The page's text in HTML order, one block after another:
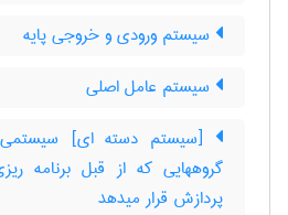
سیستم ورودی و خروجی پایه
سیستم عامل اصلی
[سیستم دسته ای] سیستمی
گروههایی که از قبل برنامه
پردازش قرار میدهد